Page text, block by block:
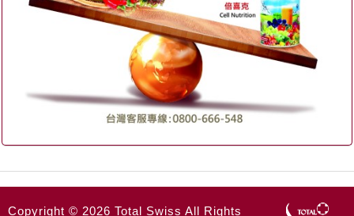
Copyright © 2026 Total Swiss All Rights